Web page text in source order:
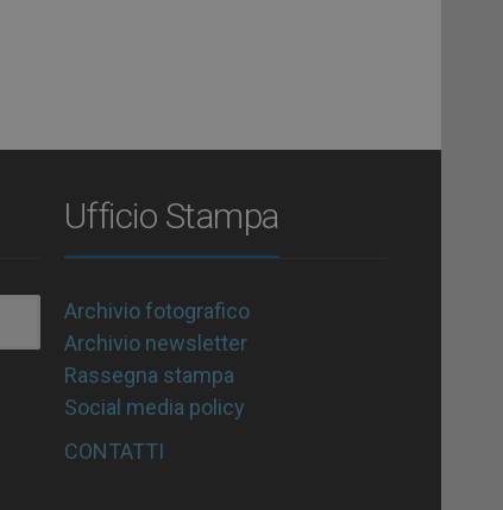
Ufficio Stampa
Archivio fotografico
Archivio newsletter
Rassegna stampa
Social media policy
CONTATTI